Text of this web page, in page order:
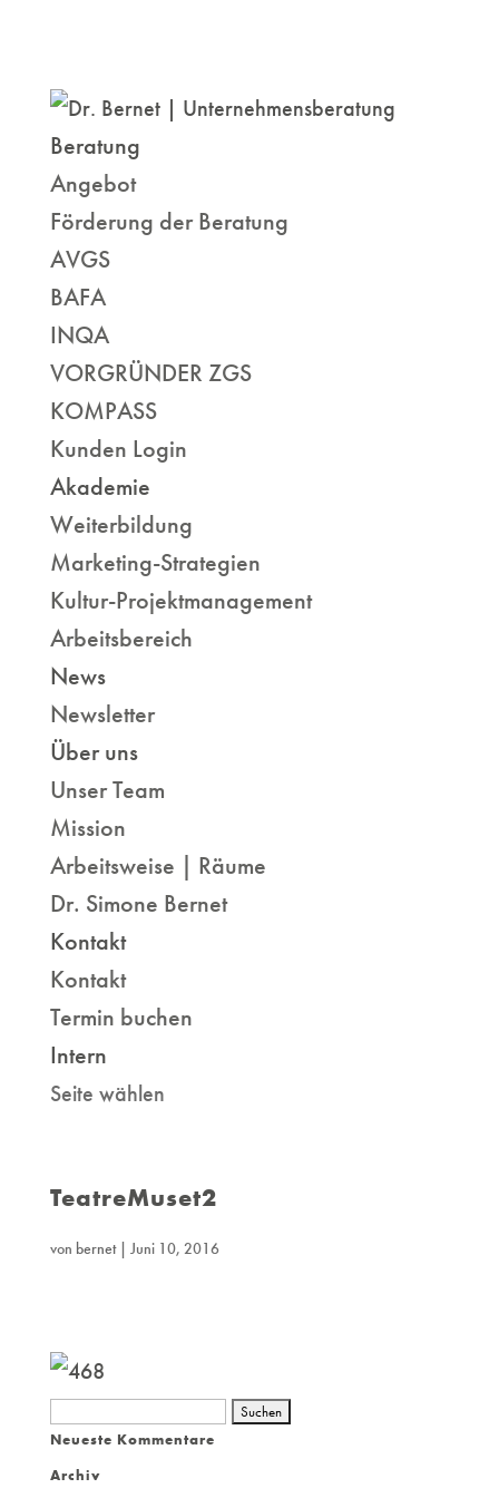
Beratung
Angebot
Förderung der Beratung
AVGS
BAFA
INQA
VORGRÜNDER ZGS
KOMPASS
Kunden Login
Akademie
Weiterbildung
Marketing-Strategien
Kultur-Projektmanagement
Arbeitsbereich
News
Newsletter
Über uns
Unser Team
Mission
Arbeitsweise | Räume
Dr. Simone Bernet
Kontakt
Kontakt
Termin buchen
Intern
Seite wählen
TeatreMuset2
von bernet| Juni 10, 2016
Suchen
nach:
Neueste Kommentare
Archiv